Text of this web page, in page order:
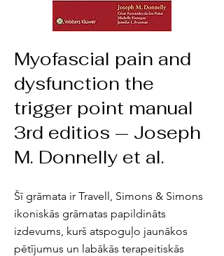
Myofascial pain and
dysfunction the
trigger point manual
3rd editios — Joseph
M. Donnelly et al.
Šī grāmata ir Travell, Simons & Simons
ikoniskās grāmatas papildināts
izdevums, kurš atspoguļo jaunākos
pētījumus un labākās terapeitiskās